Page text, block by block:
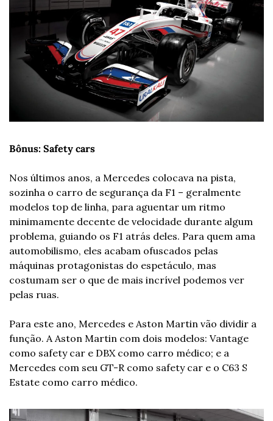
Bônus: Safety cars
Nos últimos anos, a Mercedes colocava na pista,
sozinha o carro de segurança da F1 – geralmente
modelos top de linha, para aguentar um ritmo
minimamente decente de velocidade durante algum
problema, guiando os F1 atrás deles. Para quem ama
automobilismo, eles acabam ofuscados pelas
máquinas protagonistas do espetáculo, mas
costumam ser o que de mais incrível podemos ver
pelas ruas.
Para este ano, Mercedes e Aston Martin vão dividir a
função. A Aston Martin com dois modelos: Vantage
como safety car e DBX como carro médico; e a
Mercedes com seu GT-R como safety car e o C63 S
Estate como carro médico.